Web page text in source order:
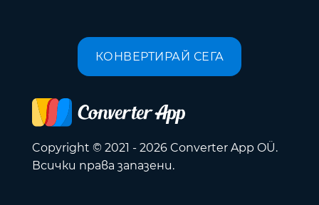
КОНВЕРТИРАЙ СЕГА
Copyright © 2021 - 2026 Converter App OÜ.
Всички права запазени.